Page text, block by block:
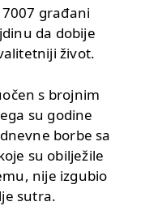
građani
da dobije
život.
s brojnim
su godine
borbe sa
su obilježile
nije izgubio
sutra.